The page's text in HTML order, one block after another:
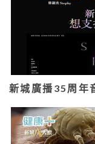
新城廣播35周